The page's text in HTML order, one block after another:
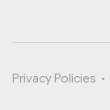
Privacy Policies •